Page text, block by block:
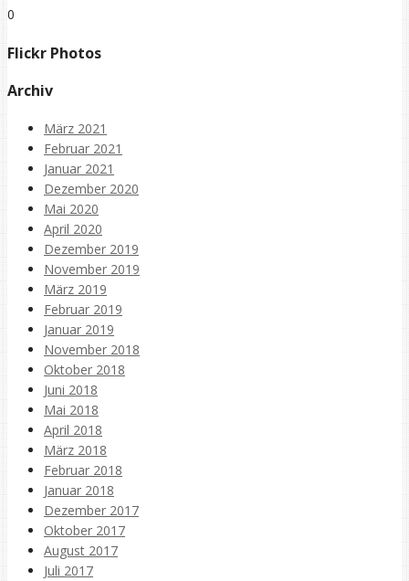
0
Flickr Photos
Archiv
März 2021
Februar 2021
Januar 2021
Dezember 2020
Mai 2020
April 2020
Dezember 2019
November 2019
März 2019
Februar 2019
Januar 2019
November 2018
Oktober 2018
Juni 2018
Mai 2018
April 2018
März 2018
Februar 2018
Januar 2018
Dezember 2017
Oktober 2017
August 2017
Juli 2017